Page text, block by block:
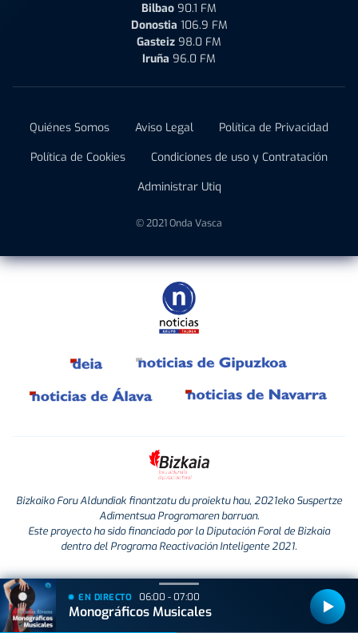
Bilbao 90.1 FM
Donostia 106.9 FM
Gasteiz 98.0 FM
Iruña 96.0 FM
Quiénes Somos Aviso Legal
Política de Privacidad
Política de Cookies
Condiciones de uso y Contratación
Administrar Utiq
© 2021 Onda Vasca
Bizkaiko Foru Aldundiak finantzatu du proiektu hau, 2021eko Suspertze
Adimentsua Programaren barruan.
Este proyecto ha sido financiado por la Diputación Foral de Bizkaia
dentro del Programa Reactivación Inteligente 2021.
EN DIRECTO 06:00 - 07:00
Monográficos Musicales